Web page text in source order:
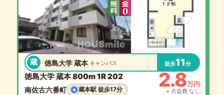
蔵 徳島大学 蔵本 キャンパス 徒歩11分
徳島大学 蔵本 800m 1R 202
南佐古六番町 蔵本駅 徒歩17分 2.8万円
+ 共益費 なし